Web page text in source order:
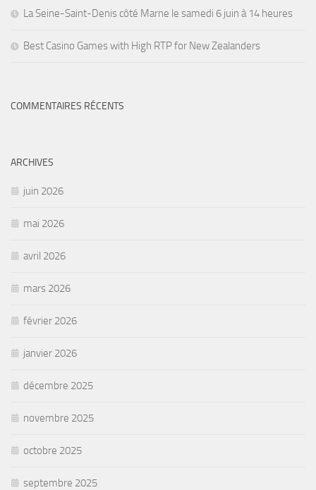
La Seine-Saint-Denis côté Marne le samedi 6 juin à 14 heures
Best Casino Games with High RTP for New Zealanders
COMMENTAIRES RÉCENTS
ARCHIVES
juin 2026
mai 2026
avril 2026
mars 2026
février 2026
janvier 2026
décembre 2025
novembre 2025
octobre 2025
septembre 2025